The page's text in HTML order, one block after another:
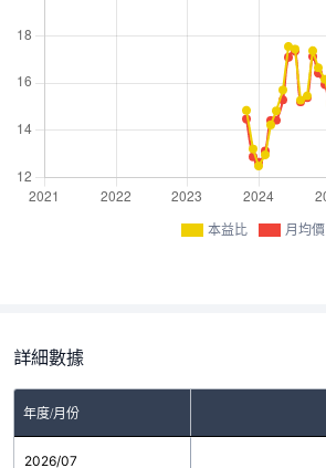
本益比 月均價
詳細數據
年度/月份
2026/07